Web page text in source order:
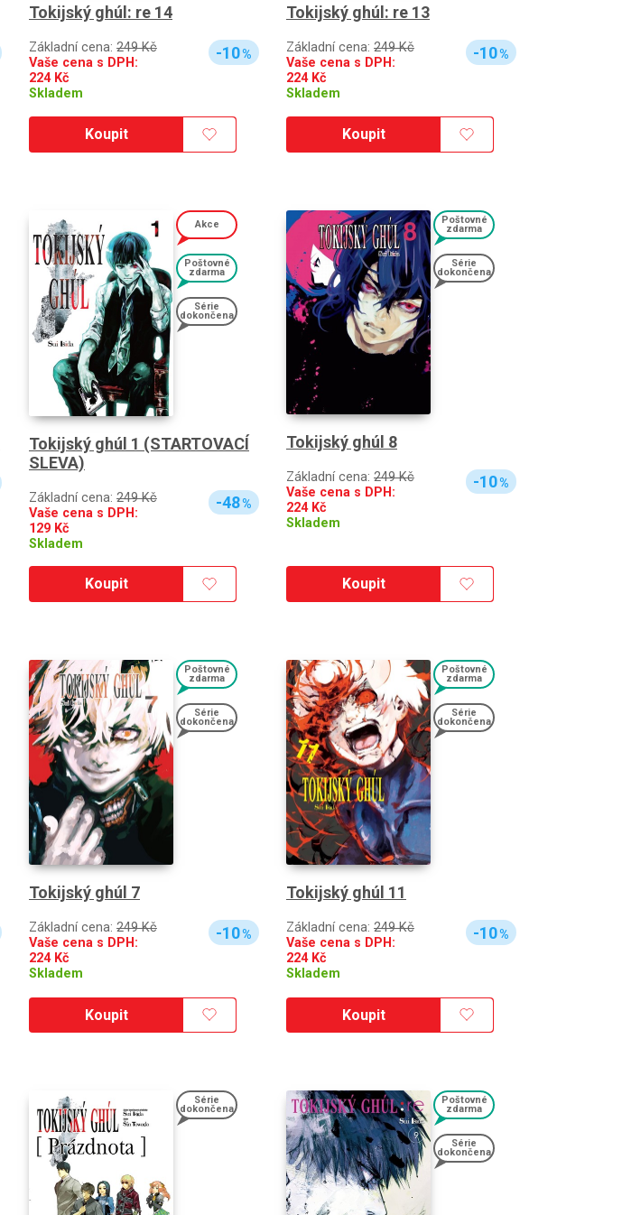
Tokijský ghúl: re 14
Základní cena: 249 Kč
Vaše cena s DPH:
224Kč
Skladem
-10%
Koupit
Tokijský ghúl: re 13
Základní cena: 249 Kč
Vaše cena s DPH:
224Kč
Skladem
-10%
Koupit
Akce
Poštovné
zdarma
Série
dokončena
Tokijský ghúl 1 (STARTOVACÍ
SLEVA)
Základní cena: 249 Kč
Vaše cena s DPH:
129 Kč
Skladem
-48%
Koupit
Poštovné
zdarma
Série
dokončena
Tokijský ghúl 8
Základní cena: 249 Kč
Vaše cena s DPH:
224Kč
Skladem
-10%
Koupit
Poštovné
zdarma
Série
dokončena
Tokijský ghúl 7
Základní cena: 249 Kč
Vaše cena s DPH:
224Kč
Skladem
-10%
Koupit
Poštovné
zdarma
Série
dokončena
Tokijský ghúl 11
Základní cena: 249 Kč
Vaše cena s DPH:
224Kč
Skladem
-10%
Koupit
Série
dokončena
Poštovné
zdarma
Série
dokončena